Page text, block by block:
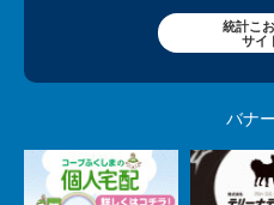
統計こ
サイ
バナ